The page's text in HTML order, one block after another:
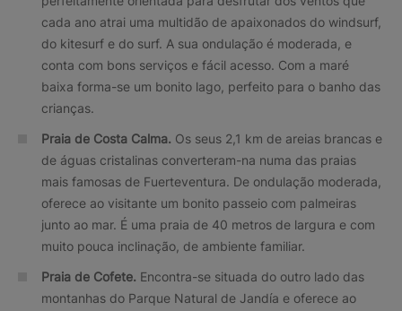
cada ano atrai uma multidão de apaixonados do windsurf,
do kitesurf e do surf. A sua ondulação é moderada, e
conta com bons serviços e fácil acesso. Com a maré
baixa forma-se um bonito lago, perfeito para o banho das
crianças.
Praia de Costa Calma. Os seus 2,1 km de areias brancas e
de águas cristalinas converteram-na numa das praias
mais famosas de Fuerteventura. De ondulação moderada,
oferece ao visitante um bonito passeio com palmeiras
junto ao mar. É uma praia de 40 metros de largura e com
muito pouca inclinação, de ambiente familiar.
Praia de Cofete. Encontra-se situada do outro lado das
montanhas do Parque Natural de Jandía e oferece ao